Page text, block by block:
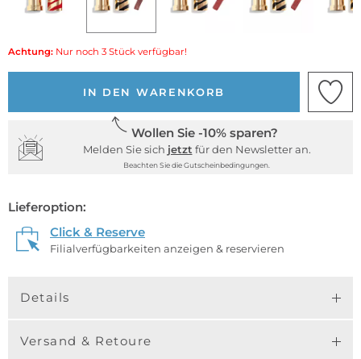
Achtung: Nur noch 3 Stück verfügbar!
IN DEN WARENKORB
Wollen Sie -10% sparen?
Melden Sie sich jetzt für den Newsletter an.
Beachten Sie die Gutscheinbedingungen.
Lieferoption:
Click & Reserve
Filialverfügbarkeiten anzeigen & reservieren
Details
Versand & Retoure